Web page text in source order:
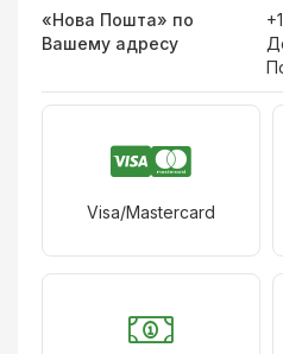
«Нова Пошта» по
Вашему адресу
Visa/Mastercard